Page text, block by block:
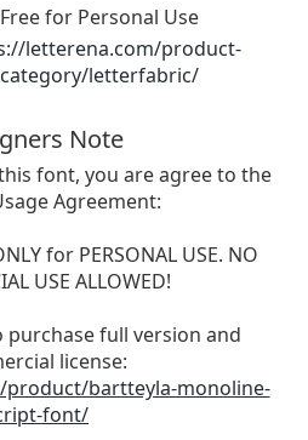
Free for Personal Use
letterena.com/product-
category/letterfabric/
Note
font, you are agree to the
Agreement:
for PERSONAL USE. NO
USE ALLOWED!
purchase full version and
license:
bartteyla-monoline-
font/